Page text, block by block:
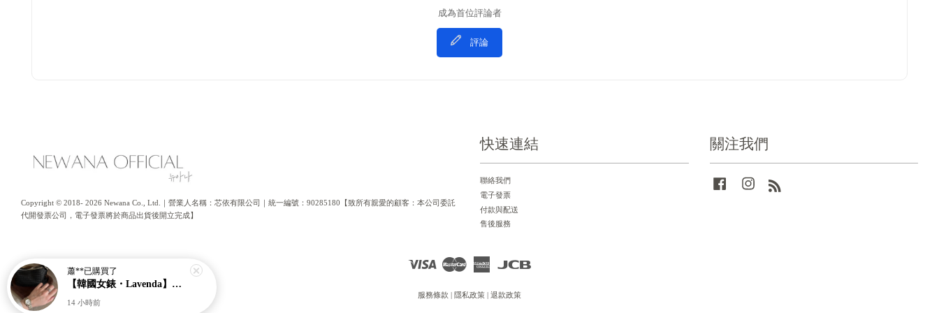
成為首位評論者
評論
Copyright © 2018- 2026 Newana Co., Ltd.｜營業人名稱：芯依有限公司｜統一編號：90285180【致所有親愛的顧客：本公司委託
代開發票公司，電子發票將於商品出貨後開立完成】
快速連結
聯絡我們
電子發票
付款與配送
售後服務
關注我們
Facebook Instagram
Visa
American
服務條款 | 隱私政策 | 退款政策
蕭**已購買了
【韓國女錶・Lavenda】經典高級感併接色羅馬錶｜磨砂細閃錶面｜一看就很貴【nk61】
14 小時前